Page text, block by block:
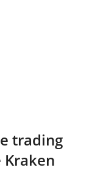
trading